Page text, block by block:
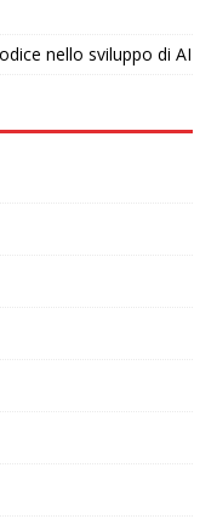
nello sviluppo di AI